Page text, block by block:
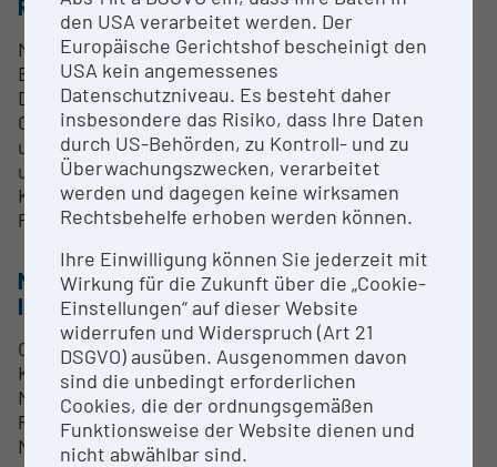
RESEARCH SERVICES
Mikrowellen und Millimeterwellen Messtechnik,
Breitbandige Signalgenerierung und Signalanalyse,
DC bis 110GHz, Modulationsbandbreite bis 2GHz,
Charakteriesierung von Kommunikationssystemen
und Radarsystemen, Charakterisierung von aktiven
und passiven Hochfrequenz-Komponenenten,
Kommunikationsstanadards vorhanden, S-
Parameter Messungen.
METHODS & EXPERTISE FOR RESEARCH
INFRASTRUCTURE
Charakterisierung und Modellierung von
Komponenten und Subsystemen. Komplexe
Messungen bis 110GHz. Vermessung von S-
Parametern und Spektren, nichtlineare
Messtechnik usw.
den USA verarbeitet werden. Der
Europäische Gerichtshof bescheinigt den
USA kein angemessenes
Datenschutzniveau. Es besteht daher
insbesondere das Risiko, dass Ihre Daten
durch US-Behörden, zu Kontroll- und zu
Überwachungszwecken, verarbeitet
werden und dagegen keine wirksamen
Rechtsbehelfe erhoben werden können.
Ihre Einwilligung können Sie jederzeit mit
Wirkung für die Zukunft über die „Cookie-
Einstellungen“ auf dieser Website
widerrufen und Widerspruch (Art 21
DSGVO) ausüben. Ausgenommen davon
sind die unbedingt erforderlichen
Cookies, die der ordnungsgemäßen
Funktionsweise der Website dienen und
nicht abwählbar sind.